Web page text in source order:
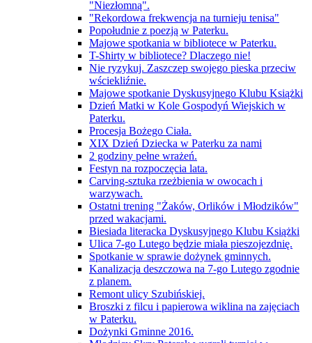
"Niezłomną".
"Rekordowa frekwencja na turnieju tenisa"
Popołudnie z poezją w Paterku.
Majowe spotkania w bibliotece w Paterku.
T-Shirty w bibliotece? Dlaczego nie!
Nie ryzykuj. Zaszczep swojego pieska przeciw
wściekliźnie.
Majowe spotkanie Dyskusyjnego Klubu Książki
Dzień Matki w Kole Gospodyń Wiejskich w
Paterku.
Procesja Bożego Ciała.
XIX Dzień Dziecka w Paterku za nami
2 godziny pełne wrażeń.
Festyn na rozpoczęcia lata.
Carving-sztuka rzeżbienia w owocach i
warzywach.
Ostatni trening "Żaków, Orlików i Młodzików"
przed wakacjami.
Biesiada literacka Dyskusyjnego Klubu Książki
Ulica 7-go Lutego będzie miała pieszojezdnię.
Spotkanie w sprawie dożynek gminnych.
Kanalizacja deszczowa na 7-go Lutego zgodnie
z planem.
Remont ulicy Szubińskiej.
Broszki z filcu i papierowa wiklina na zajęciach
w Paterku.
Dożynki Gminne 2016.